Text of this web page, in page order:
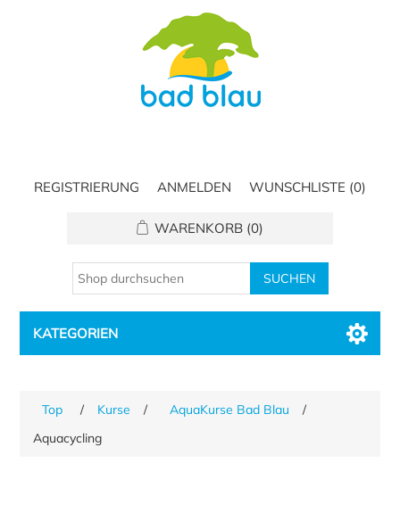
REGISTRIERUNG ANMELDEN WUNSCHLISTE (0)
WARENKORB (0)
KATEGORIEN
Top / Kurse / AquaKurse Bad Blau
/
Aquacycling